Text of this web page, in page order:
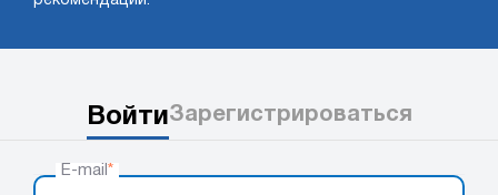
ВойтиЗарегистрироваться
E-mail *